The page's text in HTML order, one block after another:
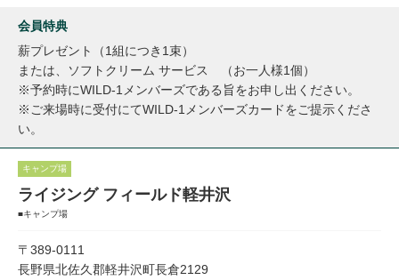
会員特典
薪プレゼント（1組につき1束）
または、ソフトクリーム サービス （お一人様1個）
※予約時にWILD-1メンバーズである旨をお申し出ください。
※ご来場時に受付にてWILD-1メンバーズカードをご提示くださ
い。
キャンプ場
ライジング フィールド軽井沢
■キャンプ場
〒389-0111
長野県北佐久郡軽井沢町長倉2129